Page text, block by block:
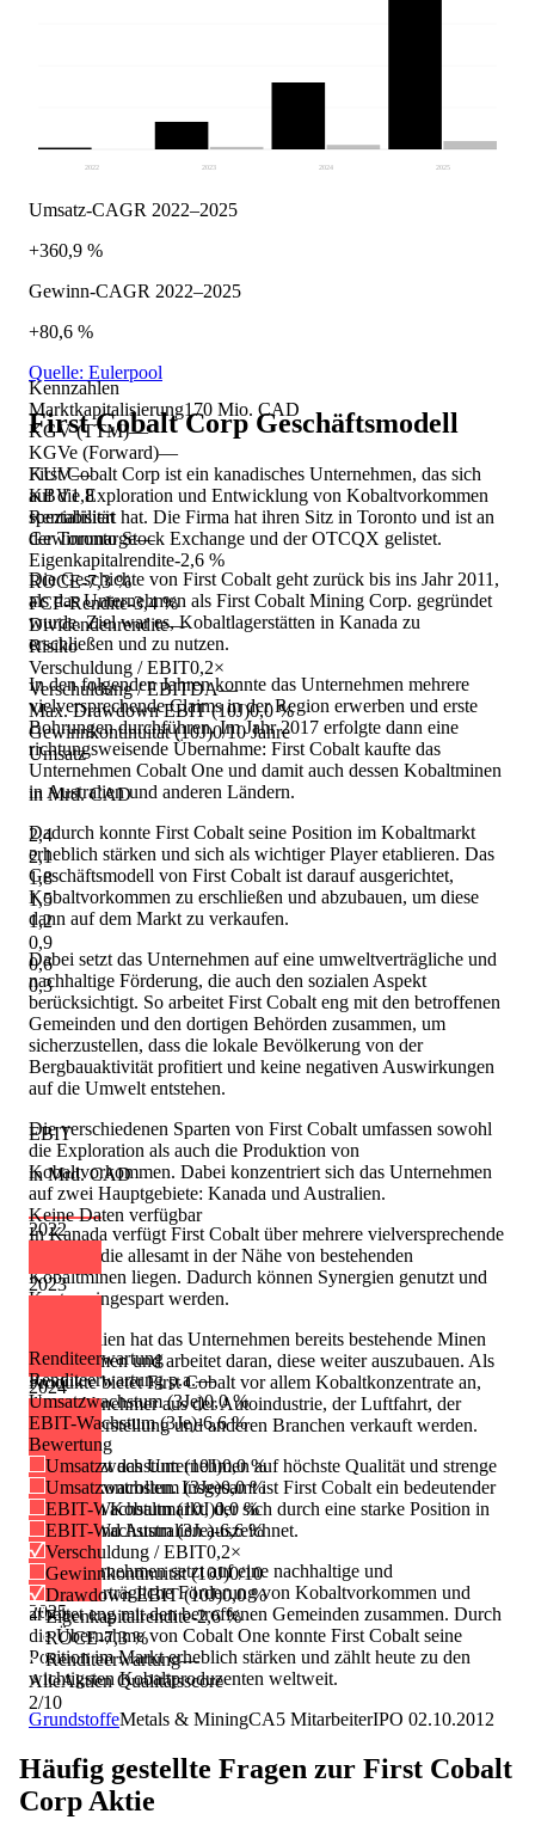
Kennzahlen
Marktkapitalisierung170 Mio. CAD
KGV (TTM)—
KGVe (Forward)—
KUV—
KBV1,8
Rentabilität
Gewinnmarge—
Eigenkapitalrendite-2,6 %
ROCE-7,3 %
FCF-Rendite-3,4 %
Dividendenrendite—
Risiko
Verschuldung / EBIT0,2×
Verschuldung / EBITDA—
Max. Drawdown EBIT (10J)0,0 %
Gewinnkontinuität (10J)0/10 Jahre
Umsatz
in Mrd. CAD
2,4
2,1
1,8
1,5
1,2
0,9
0,6
0,3
2022
2023
2024
2025
EBIT
in Mrd. CAD
Keine Daten verfügbar
Renditeerwartung
Renditeerwartung p.a.—
Umsatzwachstum (3Je)0,0 %
EBIT-Wachstum (3Je)-6,6 %
Bewertung
Umsatzwachstum (10J)0,0 %
Umsatzwachstum (3Je)0,0 %
EBIT-Wachstum (10J)0,0 %
EBIT-Wachstum (3Je)-6,6 %
Verschuldung / EBIT0,2×
Gewinnkontinuität (10J)0/10
Drawdown EBIT (10J)0,0 %
Eigenkapitalrendite-2,6 %
ROCE-7,3 %
Renditeerwartung—
AlleAktien Qualitätsscore
2/10
2022 2023 2024 2025
Umsatz-CAGR 2022–2025
+360,9 %
Gewinn-CAGR 2022–2025
+80,6 %
Quelle: Eulerpool
First Cobalt CorpGeschäftsmodell
First Cobalt Corp ist ein kanadisches Unternehmen, das sich
auf die Exploration und Entwicklung von Kobaltvorkommen
spezialisiert hat. Die Firma hat ihren Sitz in Toronto und ist an
der Toronto Stock Exchange und der OTCQX gelistet.
Die Geschichte von First Cobalt geht zurück bis ins Jahr 2011,
als das Unternehmen als First Cobalt Mining Corp. gegründet
wurde. Ziel war es, Kobaltlagerstätten in Kanada zu
erschließen und zu nutzen.
In den folgenden Jahren konnte das Unternehmen mehrere
vielversprechende Claims in der Region erwerben und erste
Bohrungen durchführen. Im Jahr 2017 erfolgte dann eine
richtungsweisende Übernahme: First Cobalt kaufte das
Unternehmen Cobalt One und damit auch dessen Kobaltminen
in Australien und anderen Ländern.
Dadurch konnte First Cobalt seine Position im Kobaltmarkt
erheblich stärken und sich als wichtiger Player etablieren. Das
Geschäftsmodell von First Cobalt ist darauf ausgerichtet,
Kobaltvorkommen zu erschließen und abzubauen, um diese
dann auf dem Markt zu verkaufen.
Dabei setzt das Unternehmen auf eine umweltverträgliche und
nachhaltige Förderung, die auch den sozialen Aspekt
berücksichtigt. So arbeitet First Cobalt eng mit den betroffenen
Gemeinden und den dortigen Behörden zusammen, um
sicherzustellen, dass die lokale Bevölkerung von der
Bergbauaktivität profitiert und keine negativen Auswirkungen
auf die Umwelt entstehen.
Die verschiedenen Sparten von First Cobalt umfassen sowohl
die Exploration als auch die Produktion von
Kobaltvorkommen. Dabei konzentriert sich das Unternehmen
auf zwei Hauptgebiete: Kanada und Australien.
In Kanada verfügt First Cobalt über mehrere vielversprechende
Projekte, die allesamt in der Nähe von bestehenden
Kobaltminen liegen. Dadurch können Synergien genutzt und
Kosten eingespart werden.
In Australien hat das Unternehmen bereits bestehende Minen
übernommen und arbeitet daran, diese weiter auszubauen. Als
Produkte bietet First Cobalt vor allem Kobaltkonzentrate an,
die an Abnehmer aus der Autoindustrie, der Luftfahrt, der
Batterieherstellung und anderen Branchen verkauft werden.
Dabei setzt das Unternehmen auf höchste Qualität und strenge
Qualitätskontrollen. Insgesamt ist First Cobalt ein bedeutender
Akteur im Kobaltmarkt, der sich durch eine starke Position in
Kanada und Australien auszeichnet.
Das Unternehmen setzt auf eine nachhaltige und
umweltverträgliche Förderung von Kobaltvorkommen und
arbeitet eng mit den betroffenen Gemeinden zusammen. Durch
die Übernahme von Cobalt One konnte First Cobalt seine
Position im Markt erheblich stärken und zählt heute zu den
wichtigsten Kobaltproduzenten weltweit.
GrundstoffeMetals & MiningCA5 MitarbeiterIPO 02.10.2012
Häufig gestellte Fragen zur First Cobalt
CorpAktie